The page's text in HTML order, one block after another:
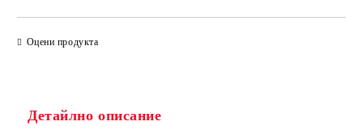
Оцени продукта
Детайлно описание